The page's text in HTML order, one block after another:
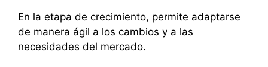
En la etapa de crecimiento, permite adaptarse
de manera ágil a los cambios y a las
necesidades del mercado.